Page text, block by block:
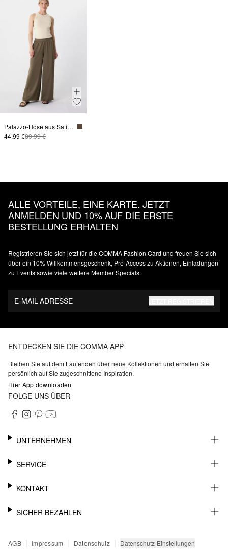
Palazzo-Hose aus Satin mit Elastikbund
44,99 €89,99 €
ALLE VORTEILE, EINE KARTE. JETZT
ANMELDEN UND 10% AUF DIE ERSTE
BESTELLUNG ERHALTEN
Registrieren Sie sich jetzt für die COMMA Fashion Card und freuen Sie sich
über ein 10% Willkommensgeschenk, Pre-Access zu Aktionen, Einladungen
zu Events sowie viele weitere Member Specials.
E-MAIL-ADRESSE
ENTDECKEN SIE DIE COMMA APP
Bleiben Sie auf dem Laufenden über neue Kollektionen und erhalten Sie
persönlich auf Sie zugeschnittene Inspiration.
Hier App downloaden
FOLGE UNS ÜBER
UNTERNEHMEN
KARRIERE
BARRIEREFREIHEIT
SERVICE
WHATSAPP
MEIN KONTO
SENDUNGSVERFOLGUNG
KONTAKT
SUPPORT
SICHER BEZAHLEN
PAYPAL
AGB | Impressum | Datenschutz | Datenschutz-Einstellungen